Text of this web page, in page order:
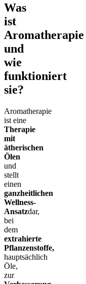
Was
ist
Aromatherapie
und
wie
funktioniert
sie?
Aromatherapie
ist eine
Therapie
mit
ätherischen
Ölen
und
stellt
einen
ganzheitlichen
Wellness-
Ansatzdar,
bei
dem
extrahierte
Pflanzenstoffe,
hauptsächlich
Öle,
zur